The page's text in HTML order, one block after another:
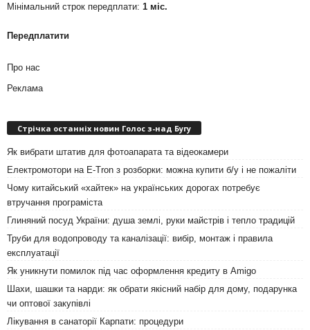
Мінімальний строк передплати: 1 міс.
Передплатити
Про нас
Реклама
Стрічка останніх новин Голос з-над Бугу
Як вибрати штатив для фотоапарата та відеокамери
Електромотори на E-Tron з розборки: можна купити б/у і не пожаліти
Чому китайський «хайтек» на українських дорогах потребує
втручання програміста
Глиняний посуд України: душа землі, руки майстрів і тепло традицій
Труби для водопроводу та каналізації: вибір, монтаж і правила
експлуатації
Як уникнути помилок під час оформлення кредиту в Amigo
Шахи, шашки та нарди: як обрати якісний набір для дому, подарунка
чи оптової закупівлі
Лікування в санаторії Карпати: процедури